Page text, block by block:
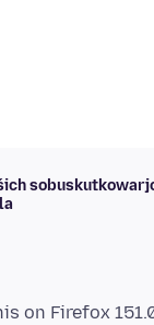
on Firefox